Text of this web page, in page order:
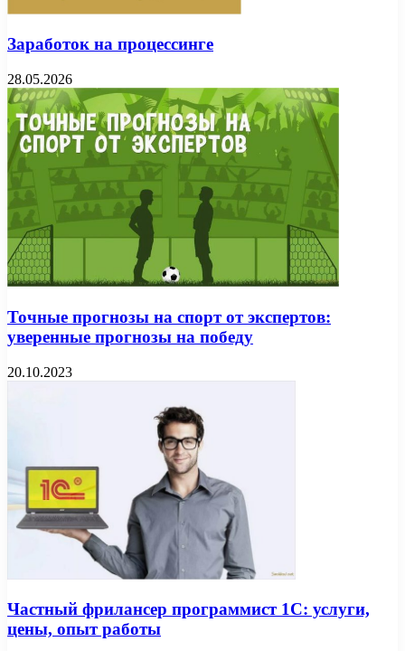
Заработок на процессинге
28.05.2026
Точные прогнозы на спорт от экспертов:
уверенные прогнозы на победу
20.10.2023
Частный фрилансер программист 1С: услуги,
цены, опыт работы